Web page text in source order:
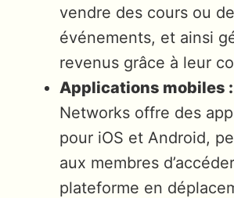
vendre des cours ou
événements, et ainsi
revenus grâce à leur
Applications mobiles :
Networks offre des
pour iOS et Android,
aux membres
plateforme en